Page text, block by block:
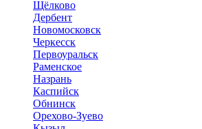
Щёлково
Дербент
Новомосковск
Черкесск
Первоуральск
Раменское
Назрань
Каспийск
Обнинск
Орехово-Зуево